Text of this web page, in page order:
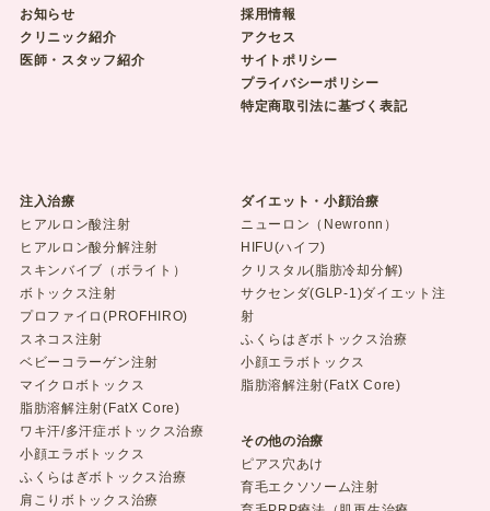
お知らせ
クリニック紹介
医師・スタッフ紹介
採用情報
アクセス
サイトポリシー
プライバシーポリシー
特定商取引法に基づく表記
注入治療
ヒアルロン酸注射
ヒアルロン酸分解注射
スキンバイブ（ボライト）
ボトックス注射
プロファイロ(PROFHIRO)
スネコス注射
ベビーコラーゲン注射
マイクロボトックス
脂肪溶解注射(FatX Core)
ワキ汗/多汗症ボトックス治療
小顔エラボトックス
ふくらはぎボトックス治療
肩こりボトックス治療
ダイエット・小顔治療
ニューロン（Newronn）
HIFU(ハイフ)
クリスタル(脂肪冷却分解)
サクセンダ(GLP-1)ダイエット注
射
ふくらはぎボトックス治療
小顔エラボトックス
脂肪溶解注射(FatX Core)
その他の治療
ピアス穴あけ
育毛エクソソーム注射